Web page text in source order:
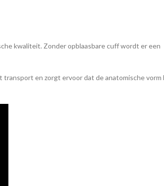
kwaliteit. Zonder opblaasbare cuff wordt er een
en zorgt ervoor dat de anatomische vorm